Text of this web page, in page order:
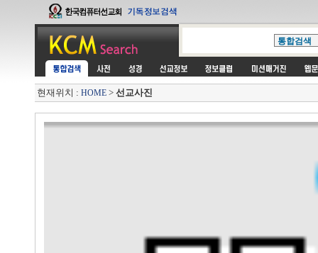
현재위치 : HOME > 선교사진